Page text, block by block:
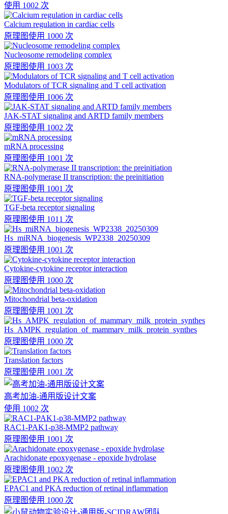
使用 1002 次
Calcium regulation in cardiac cells
原理图使用 1000 次
Nucleosome remodeling complex
原理图使用 1003 次
Modulators of TCR signaling and T cell activation
原理图使用 1006 次
JAK-STAT signaling and ARTD family members
原理图使用 1002 次
mRNA processing
原理图使用 1001 次
RNA-polymerase II transcription: the preinitiation
原理图使用 1001 次
TGF-beta receptor signaling
原理图使用 1011 次
Hs_miRNA_biogenesis_WP2338_20250309
原理图使用 1001 次
Cytokine-cytokine receptor interaction
原理图使用 1000 次
Mitochondrial beta-oxidation
原理图使用 1001 次
Hs_AMPK_regulation_of_mammary_milk_protein_synthes
原理图使用 1000 次
Translation factors
原理图使用 1001 次
高考加油-通用版设计文案
使用 1002 次
RAC1-PAK1-p38-MMP2 pathway
原理图使用 1001 次
Arachidonate epoxygenase - epoxide hydrolase
原理图使用 1002 次
EPAC1 and PKA reduction of retinal inflammation
原理图使用 1000 次